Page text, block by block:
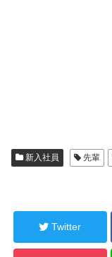
新入社員 先輩
Twitter